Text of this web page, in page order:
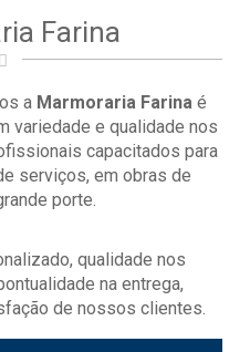
Farina
a Marmoraria Farinaé
variedade e qualidade nos
capacitados para
serviços, em obras de
porte.
qualidade nos
na entrega,
de nossos clientes.